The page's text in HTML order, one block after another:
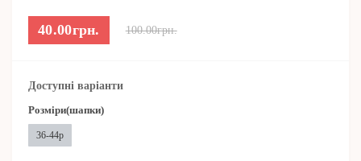
40.00грн. 100.00грн.
Доступні варіанти
Розміри(шапки)
36-44р